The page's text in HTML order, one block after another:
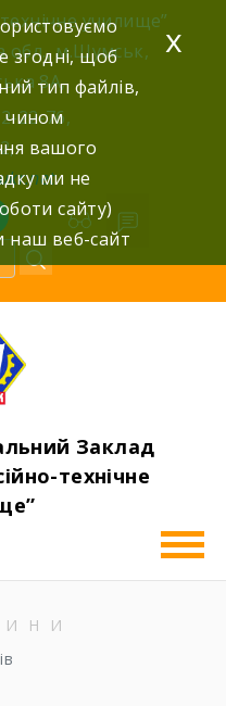
училище”
обл., м.Шумськ,
8А,
22-76,
Заклад
технічне
згодні, щоб
тип файлів,
чином
вашого
ми не
сайту)
наш веб-сайт
x